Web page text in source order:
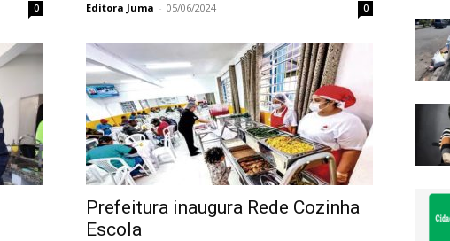
0 Editora Juma - 05/06/2024 0
Prefeitura inaugura Rede Cozinha
Escola